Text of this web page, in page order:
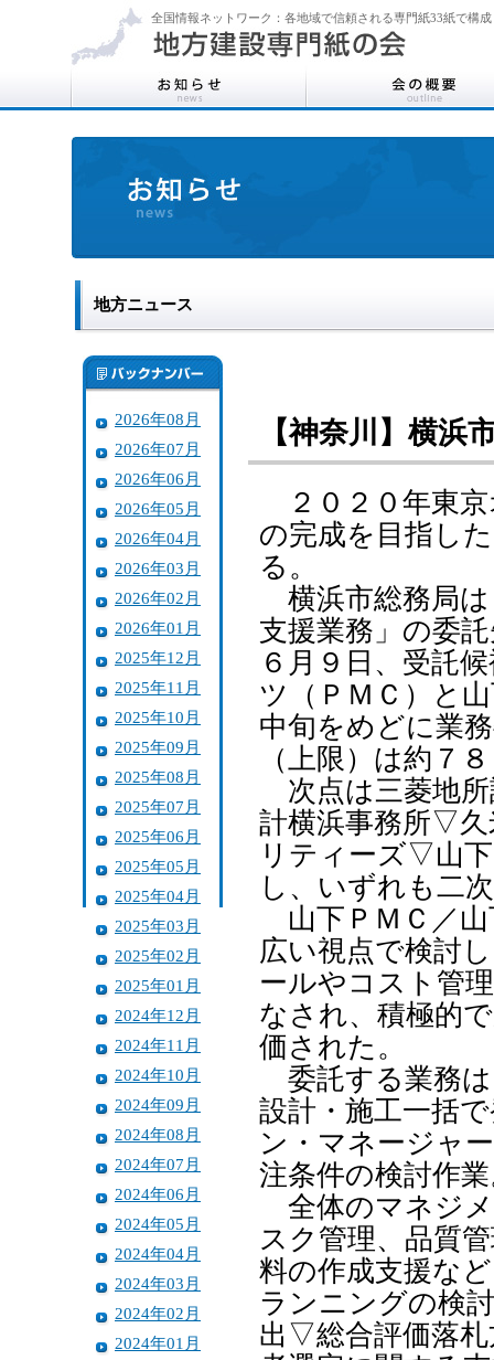
全国情報ネットワーク：各地域で信頼される専門紙33紙で構成
地方ニュース
2026年08月
2026年07月
2026年06月
2026年05月
2026年04月
2026年03月
2026年02月
2026年01月
2025年12月
2025年11月
2025年10月
2025年09月
2025年08月
2025年07月
2025年06月
2025年05月
2025年04月
2025年03月
2025年02月
2025年01月
2024年12月
2024年11月
2024年10月
2024年09月
2024年08月
2024年07月
2024年06月
2024年05月
2024年04月
2024年03月
2024年02月
2024年01月
【神奈川】横
２０２０年東
の完成を目指し
る。
横浜市総務局は
支援業務」の委
６月９日、受託
ツ（ＰＭＣ）と
中旬をめどに業
（上限）は約７
次点は三菱地
計横浜事務所▽
リティーズ▽山
し、いずれも二
山下ＰＭＣ／山
広い視点で検討
ールやコスト管
なされ、積極的
価された。
委託する業務は
設計・施工一括
ン・マネージャ
注条件の検討作
全体のマネジ
スク管理、品質
料の作成支援な
ランニングの検
出▽総合評価落札